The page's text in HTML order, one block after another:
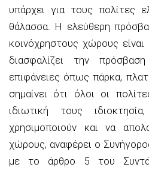
υπάρχει για τους πολίτες
θάλασσα. Η ελεύθερη
κοινόχρηστους χώρους
διασφαλίζει την
επιφάνειες όπως πάρκα,
σημαίνει ότι όλοι οι
ιδιωτική τους
χρησιμοποιούν και να
χώρους, αναφέρει ο
με το άρθρο 5 του